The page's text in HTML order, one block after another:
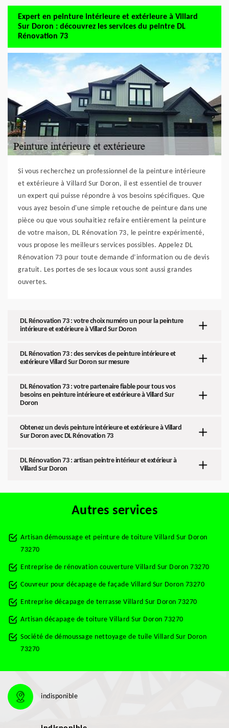
Expert en peinture intérieure et extérieure à Villard
Sur Doron : découvrez les services du peintre DL
Rénovation 73
Si vous recherchez un professionnel de la peinture intérieure
et extérieure à Villard Sur Doron, il est essentiel de trouver
un expert qui puisse répondre à vos besoins spécifiques. Que
vous ayez besoin d'une simple retouche de peinture dans une
pièce ou que vous souhaitiez refaire entièrement la peinture
de votre maison, DL Rénovation 73, le peintre expérimenté,
vous propose les meilleurs services possibles. Appelez DL
Rénovation 73 pour toute demande d’information ou de devis
gratuit. Les portes de ses locaux vous sont aussi grandes
ouvertes.
DL Rénovation 73 : votre choix numéro un pour la peinture
intérieure et extérieure à Villard Sur Doron
DL Rénovation 73 : des services de peinture intérieure et
extérieure Villard Sur Doron sur mesure
DL Rénovation 73 : votre partenaire fiable pour tous vos
besoins en peinture intérieure et extérieure à Villard Sur
Doron
Obtenez un devis peinture intérieure et extérieure à Villard
Sur Doron avec DL Rénovation 73
DL Rénovation 73 : artisan peintre intérieur et extérieur à
Villard Sur Doron
Autres services
Artisan démoussage et peinture de toiture Villard Sur Doron
73270
Entreprise de rénovation couverture Villard Sur Doron 73270
Couvreur pour décapage de façade Villard Sur Doron 73270
Entreprise décapage de terrasse Villard Sur Doron 73270
Artisan décapage de toiture Villard Sur Doron 73270
Société de démoussage nettoyage de tuile Villard Sur Doron
73270
indisponible